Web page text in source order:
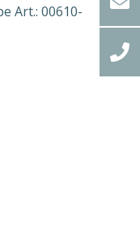
Art.: 00610-